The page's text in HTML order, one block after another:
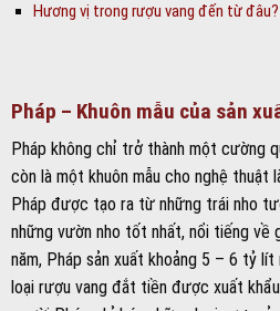
Hương vị trong rượu vang đến từ đâu?
Pháp – Khuôn mẫu của sản
Pháp không chỉ trở thành một cường
còn là một khuôn mẫu cho nghệ thuật
Pháp được tạo ra từ những trái nho
những vườn nho tốt nhất, nổi tiếng về
năm, Pháp sản xuất khoảng 5 – 6 tỷ
loại rượu vang đắt tiền được xuất